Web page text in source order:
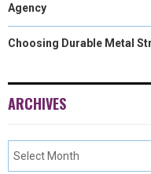
Agency
Choosing Durable Metal
ARCHIVES